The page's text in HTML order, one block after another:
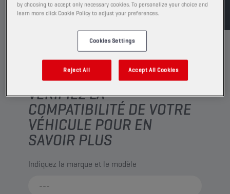
VÉRIFIEZ LA
COMPATIBILITÉ DE VOTRE
VÉHICULE POUR EN
SAVOIR PLUS
Indiquez la marque et le modèle
by choosing to accept only necessary cookies. To personalize your choice and
learn more click Cookie Policy to adjust your preferences.
Cookies Settings
Reject All Accept All Cookies